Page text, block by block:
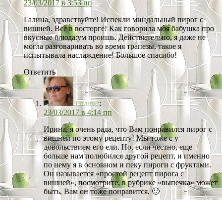
23/03/2017 в 3:53 пп
Галина, здравствуйте! Испекли миндальный пирог с
вишней. Все в восторге! Как говорила моя бабушка про
вкусные блюда:ум проишь. Действительно, я даже не
могла разговаривать во время трапезы, такое я
испытывала наслаждение! Большое спасибо!
Ответить
Галина:
23/03/2017 в 4:14 пп
Ирина, я очень рада, что Вам понравился пирог с
вишней по этому рецепту! Мы тоже с у
довольствием его ели. Но, если честно, еще
больше нам полюбился другой рецепт, и именно
по нему я в основном и пеку пироги с фруктами.
Он называется «простой рецепт пирога с
вишней», посмотрите, в рубрике «выпечка» может
быть, Вам он тоже понравится. 🙂